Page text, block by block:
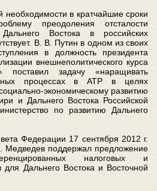
необходимости в кратчайшие сроки
преодоления отсталости
Востока в российских
В. В. Путин в одном из своих
в должность президента
внешнеполитического курса
поставил задачу «наращивать
процессах в АТР в целях
экономическому развитию
и Дальнего Востока Российской
по развитию Дальнего
Федерации 17 сентября 2012 г.
Медведев поддержал предложение
налоговых и
Дальнего Востока и Восточной